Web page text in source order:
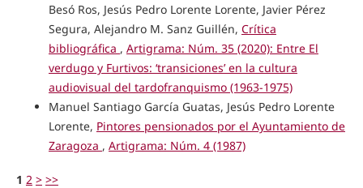
Besó Ros, Jesús Pedro Lorente Lorente, Javier Pérez
Segura, Alejandro M. Sanz Guillén, Crítica
bibliográfica , Artigrama: Núm. 35 (2020): Entre El
verdugo y Furtivos: ‘transiciones’ en la cultura
audiovisual del tardofranquismo (1963-1975)
Manuel Santiago García Guatas, Jesús Pedro Lorente
Lorente, Pintores pensionados por el Ayuntamiento de
Zaragoza , Artigrama: Núm. 4 (1987)
1 2 > >>